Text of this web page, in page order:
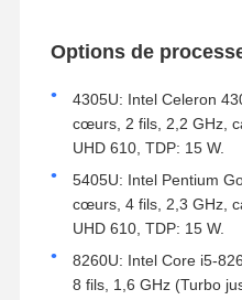
Options de
4305U: Intel Celeron
cœurs, 2 fils, 2,2 GHz,
UHD 610, TDP: 15 W.
5405U: Intel Pentium
cœurs, 4 fils, 2,3 GHz,
UHD 610, TDP: 15 W.
8260U: Intel Core i5-
8 fils, 1,6 GHz (Turbo